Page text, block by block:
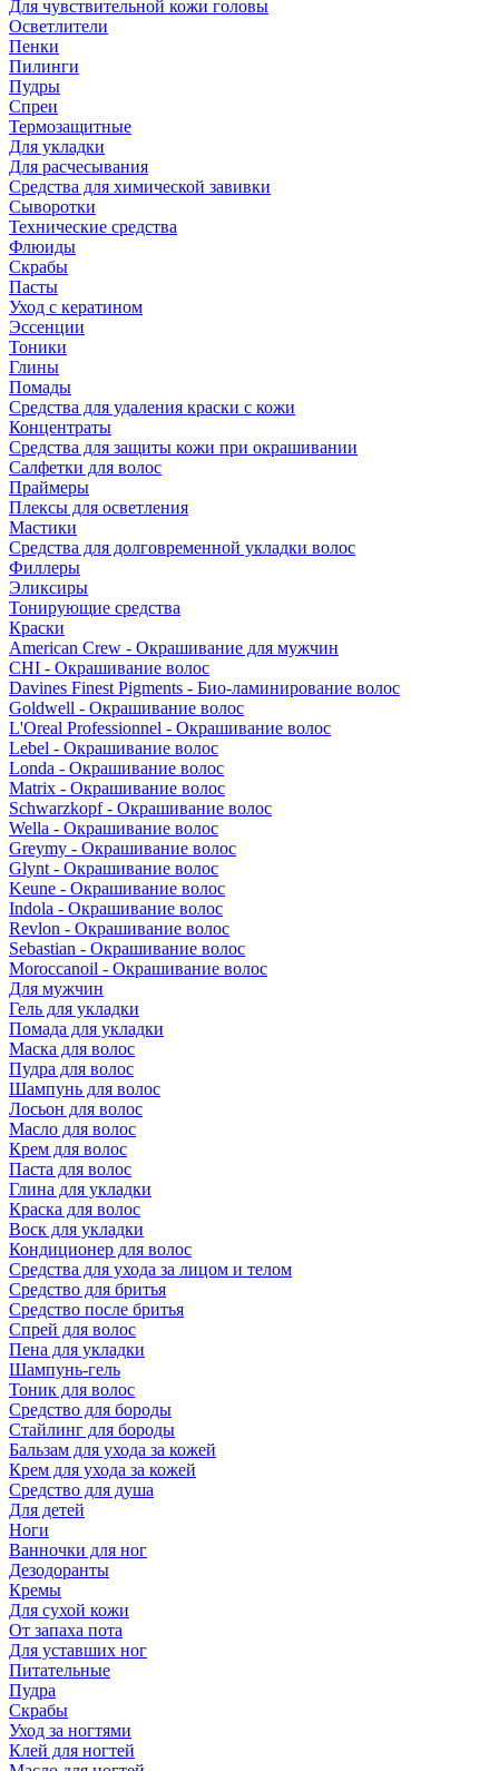
Для чувствительной кожи головы
Осветлители
Пенки
Пилинги
Пудры
Спреи
Термозащитные
Для укладки
Для расчесывания
Средства для химической завивки
Сыворотки
Технические средства
Флюиды
Скрабы
Пасты
Уход с кератином
Эссенции
Тоники
Глины
Помады
Средства для удаления краски с кожи
Концентраты
Средства для защиты кожи при окрашивании
Салфетки для волос
Праймеры
Плексы для осветления
Мастики
Средства для долговременной укладки волос
Филлеры
Эликсиры
Тонирующие средства
Краски
American Crew - Окрашивание для мужчин
CHI - Окрашивание волос
Davines Finest Pigments - Био-ламинирование волос
Goldwell - Окрашивание волос
L'Oreal Professionnel - Окрашивание волос
Lebel - Окрашивание волос
Londa - Окрашивание волос
Matrix - Окрашивание волос
Schwarzkopf - Окрашивание волос
Wella - Окрашивание волос
Greymy - Окрашивание волос
Glynt - Окрашивание волос
Keune - Окрашивание волос
Indola - Окрашивание волос
Revlon - Окрашивание волос
Sebastian - Окрашивание волос
Moroccanoil - Окрашивание волос
Для мужчин
Гель для укладки
Помада для укладки
Маска для волос
Пудра для волос
Шампунь для волос
Лосьон для волос
Масло для волос
Крем для волос
Паста для волос
Глина для укладки
Краска для волос
Воск для укладки
Кондиционер для волос
Средства для ухода за лицом и телом
Средство для бритья
Средство после бритья
Спрей для волос
Пена для укладки
Шампунь-гель
Тоник для волос
Средство для бороды
Стайлинг для бороды
Бальзам для ухода за кожей
Крем для ухода за кожей
Средство для душа
Для детей
Ноги
Ванночки для ног
Дезодоранты
Кремы
Для сухой кожи
От запаха пота
Для уставших ног
Питательные
Пудра
Скрабы
Уход за ногтями
Клей для ногтей